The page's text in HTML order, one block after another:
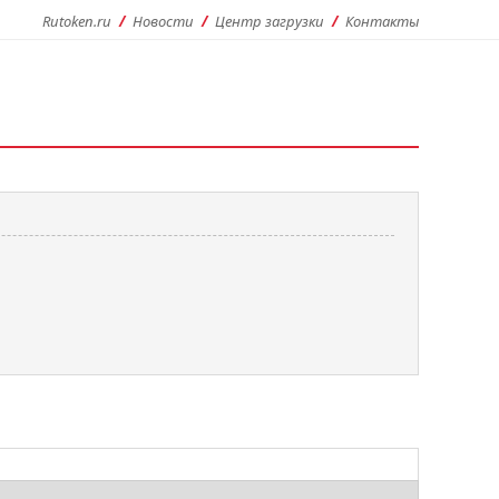
Rutoken.ru Новости Центр загрузки Контакты